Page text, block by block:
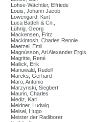
Lohse-Wächtler, Elfriede
Louis, Johann Jacob
Löwengard, Kurt
Luca Battelli & Cn.,
Lührig, Georg
Mackensen, Fritz
Mackintosh, Charles Rennie
Maetzel, Emil
Magnússon, Ari Alexander Ergis
Magritte, René
Mailick, Erik
Manuwald, Rudolf
Marcks, Gerhard
Maro, Antonio
Marzynski, Siegbert
Maurin, Charles
Mediz, Karl
Meidner, Ludwig
Meisel, Hugo
Meister der Radiborer